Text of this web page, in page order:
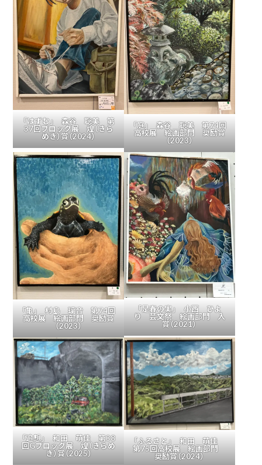
「はずむ」 森谷 聡美 第
37回ブロック展 煌（きら
めき）賞（2024）
「庭」 森谷 聡美 第74回
高校展 絵画部門 奨励賞
（2023）
「亀」 村島 璃音 第74回
高校展 絵画部門 奨励賞
（2023）
「是春の実」 小西 ひよ
り 芸文祭 絵画部門 入
賞（2021）
「追想」 和田 萌佳 第38
回Gブロック展 煌（きらめ
き）賞（2025）
「ふるさと」 和田 萌佳
第75回高校展 絵画部門
奨励賞（2024）